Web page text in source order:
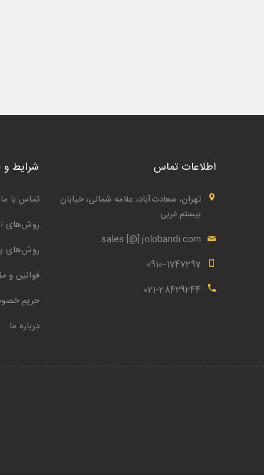
اطلاعات تماس
تهران، سعادت‌آباد، علامه شمالی، خیابان
بیستم غربی
sales [@] jolobandi.com
0910-1747297
021-28429244
شرایط
تماس با ما
روش‌های
روش‌های
قوانین و
حریم
درباره ما